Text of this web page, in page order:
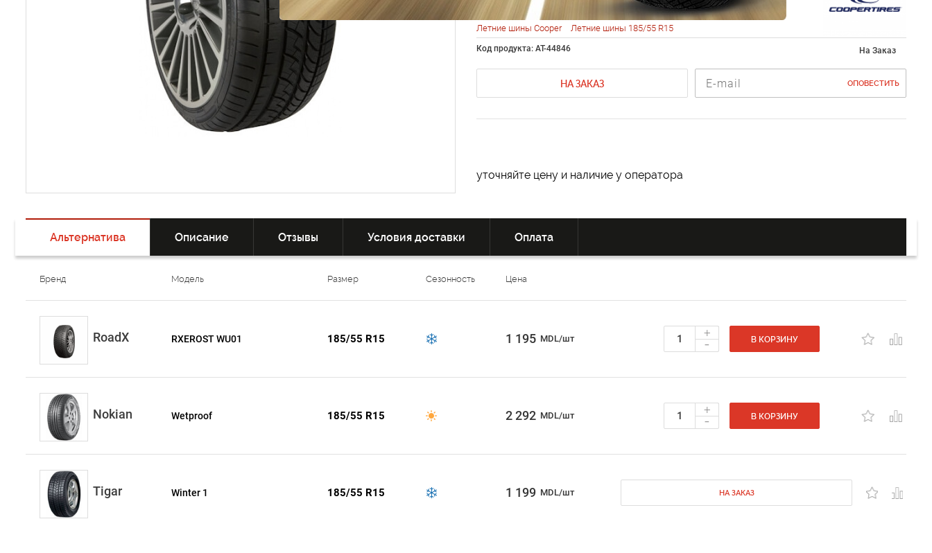
Летние шины Cooper Летние шины 185/55 R15
Код продукта: AT-44846 На Заказ
НА ЗАКАЗ ОПОВЕСТИТЬ
уточняйте цену и наличие у оператора
Альтернатива Описание Отзывы Условия доставки Оплата
Бренд Модель Размер Сезонность Цена
RoadX RXEROST WU01 185/55 R15 1 195 MDL/шт +
- В КОРЗИНУ
Nokian Wetproof 185/55 R15 2 292 MDL/шт +
- В КОРЗИНУ
Tigar Winter 1 185/55 R15 1 199 MDL/шт НА ЗАКАЗ